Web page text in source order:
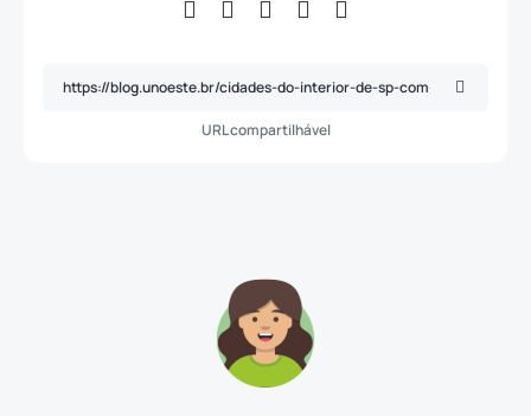
URL compartilhável